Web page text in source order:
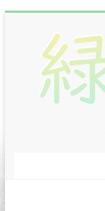
contenido